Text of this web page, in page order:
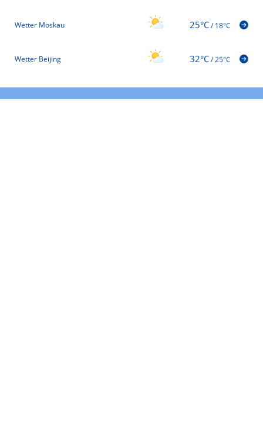
Wetter Moskau 25°C/18°C
Wetter Beijing 32°C/25°C